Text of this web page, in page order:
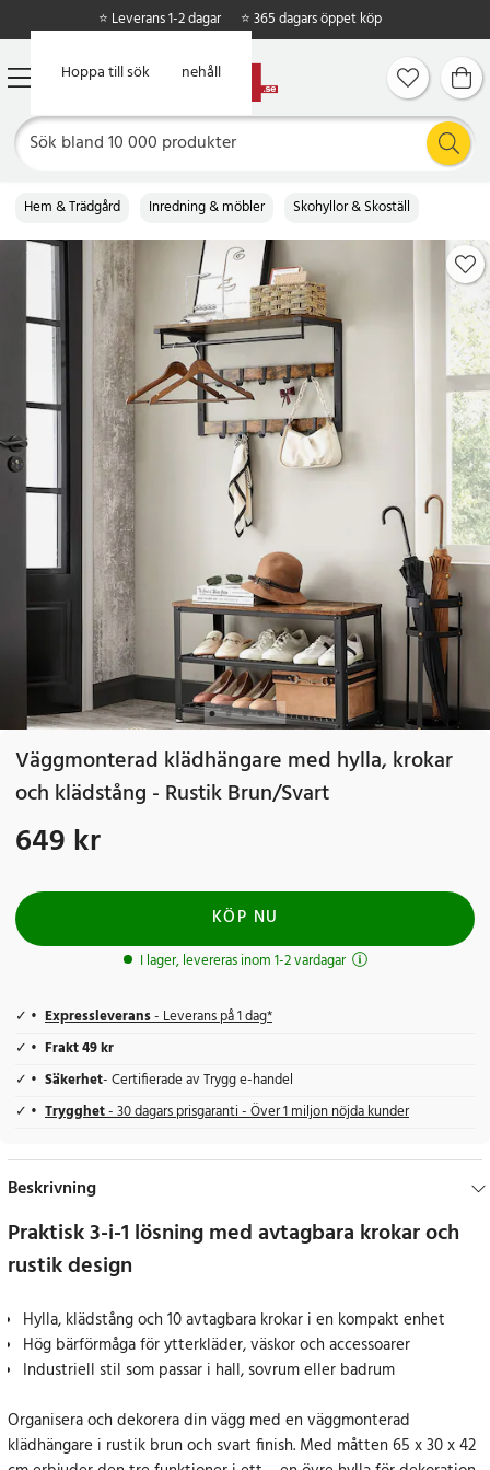
Hoppa till huvudinnehåll
Hoppa till sök
⭐ Leverans 1-2 dagar ⭐ 365 dagars öppet köp
Hem & Trädgård Inredning & möbler Skohyllor & Skoställ
Väggmonterad klädhängare med hylla, krokar
och klädstång - Rustik Brun/Svart
Pris:649 kr
649 kr
KÖP NU
I lager, levereras inom 1-2 vardagar
Expressleverans- Leverans på 1 dag*
Frakt 49 kr
Säkerhet- Certifierade av Trygg e-handel
Trygghet- 30 dagars prisgaranti - Över 1 miljon nöjda kunder
Beskrivning
Praktisk 3-i-1 lösning med avtagbara krokar och
rustik design
Hylla, klädstång och 10 avtagbara krokar i en kompakt enhet
Hög bärförmåga för ytterkläder, väskor och accessoarer
Industriell stil som passar i hall, sovrum eller badrum
Organisera och dekorera din vägg med en väggmonterad
klädhängare i rustik brun och svart finish. Med måtten 65 x 30 x 42